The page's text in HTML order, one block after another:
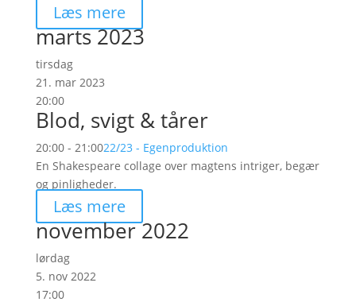
Læs mere
marts 2023
tirsdag
21. mar 2023
20:00
Blod, svigt & tårer
20:00 - 21:0022/23 - Egenproduktion
En Shakespeare collage over magtens intriger, begær
og pinligheder.
Læs mere
november 2022
lørdag
5. nov 2022
17:00